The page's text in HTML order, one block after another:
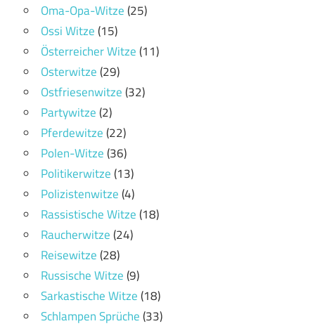
Oma-Opa-Witze(25)
Ossi Witze(15)
Österreicher Witze(11)
Osterwitze(29)
Ostfriesenwitze(32)
Partywitze(2)
Pferdewitze(22)
Polen-Witze(36)
Politikerwitze(13)
Polizistenwitze(4)
Rassistische Witze(18)
Raucherwitze(24)
Reisewitze(28)
Russische Witze(9)
Sarkastische Witze(18)
Schlampen Sprüche(33)